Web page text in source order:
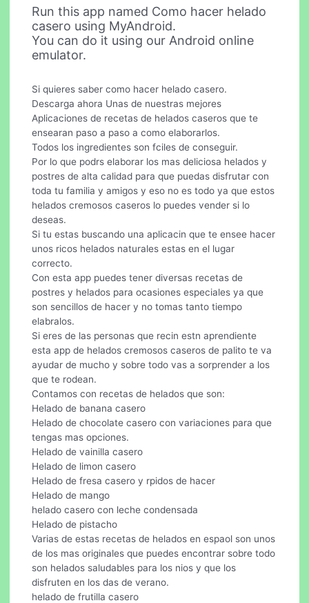
Run this app named Como hacer helado
casero using MyAndroid.
You can do it using our Android online
emulator.
Si quieres saber como hacer helado casero.
Descarga ahora Unas de nuestras mejores
Aplicaciones de recetas de helados caseros que te
ensearan paso a paso a como elaborarlos.
Todos los ingredientes son fciles de conseguir.
Por lo que podrs elaborar los mas deliciosa helados y
postres de alta calidad para que puedas disfrutar con
toda tu familia y amigos y eso no es todo ya que estos
helados cremosos caseros lo puedes vender si lo
deseas.
Si tu estas buscando una aplicacin que te ensee hacer
unos ricos helados naturales estas en el lugar
correcto.
Con esta app puedes tener diversas recetas de
postres y helados para ocasiones especiales ya que
son sencillos de hacer y no tomas tanto tiempo
elabralos.
Si eres de las personas que recin estn aprendiente
esta app de helados cremosos caseros de palito te va
ayudar de mucho y sobre todo vas a sorprender a los
que te rodean.
Contamos con recetas de helados que son:
Helado de banana casero
Helado de chocolate casero con variaciones para que
tengas mas opciones.
Helado de vainilla casero
Helado de limon casero
Helado de fresa casero y rpidos de hacer
Helado de mango
helado casero con leche condensada
Helado de pistacho
Varias de estas recetas de helados en espaol son unos
de los mas originales que puedes encontrar sobre todo
son helados saludables para los nios y que los
disfruten en los das de verano.
helado de frutilla casero